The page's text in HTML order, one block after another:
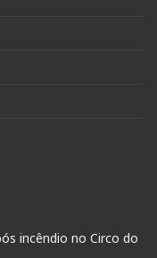
incêndio no Circo do